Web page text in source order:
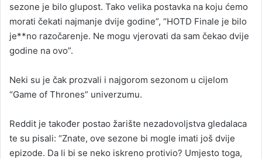
sezone je bilo glupost. Tako velika postavka na koju ćemo
morati čekati najmanje dvije godine”, “HOTD Finale je bilo
je**no razočarenje. Ne mogu vjerovati da sam čekao dvije
godine na ovo”.
Neki su je čak prozvali i najgorom sezonom u cijelom
“Game of Thrones” univerzumu.
Reddit je također postao žarište nezadovoljstva gledalaca
te su pisali: “Znate, ove sezone bi mogle imati još dvije
epizode. Da li bi se neko iskreno protivio? Umjesto toga,